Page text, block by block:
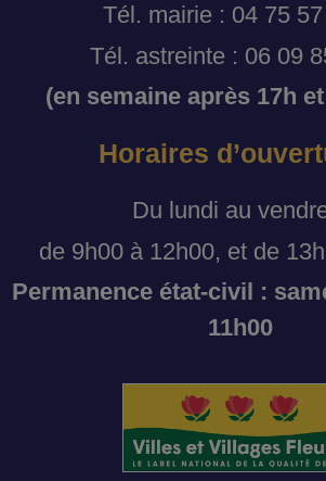
Tél. mairie : 04 75
Tél. astreinte : 06 09
(en semaine après 17h
Horaires
Du lundi au
de 9h00 à 12h00, et de
Permanence état-civil :
11h00